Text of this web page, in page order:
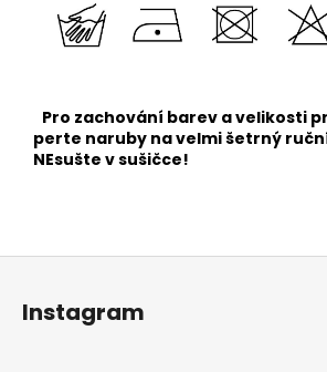
Pro zachování barev a velikosti
perte naruby na velmi šetrný
NEsušte v sušičce!
Instagram